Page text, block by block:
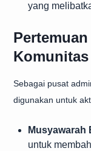
yang
Komunitas
Sebagai pusat
digunakan untuk
Musyawarah
untuk